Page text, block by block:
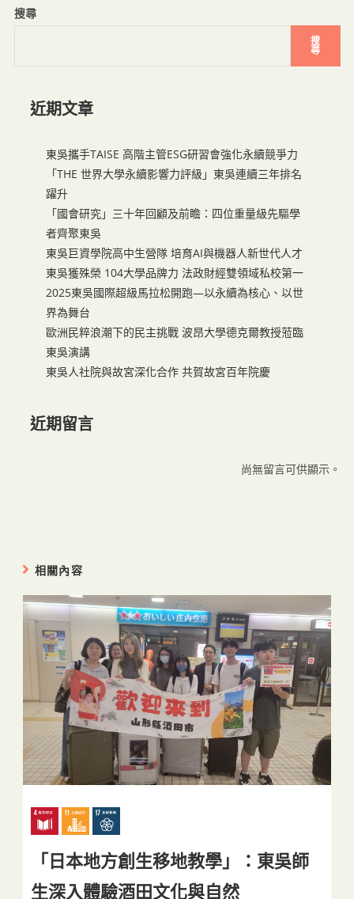
搜尋
搜
尋
近期文章
東吳攜手TAISE 高階主管ESG研習會強化永續競爭力
「THE 世界大學永續影響力評級」東吳連續三年排名
躍升
「國會研究」三十年回顧及前瞻：四位重量級先驅學
者齊聚東吳
東吳巨資學院高中生營隊 培育AI與機器人新世代人才
東吳獲殊榮 104大學品牌力 法政財經雙領域私校第一
2025東吳國際超級馬拉松開跑—以永續為核心、以世
界為舞台
歐洲民粹浪潮下的民主挑戰 波昂大學德克爾教授蒞臨
東吳演講
東吳人社院與故宮深化合作 共賀故宮百年院慶
近期留言
尚無留言可供顯示。
相關內容
「日本地方創生移地教學」：東吳師
生深入體驗酒田文化與自然